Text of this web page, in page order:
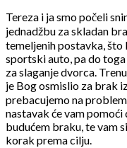
Tereza i ja smo počeli
jednadžbu za skladan
temeljenih postavka,
sportski auto, pa do
za slaganje dvorca.
je Bog osmislio za brak
prebacujemo na
nastavak će vam
budućem braku, te vam
korak prema cilju.